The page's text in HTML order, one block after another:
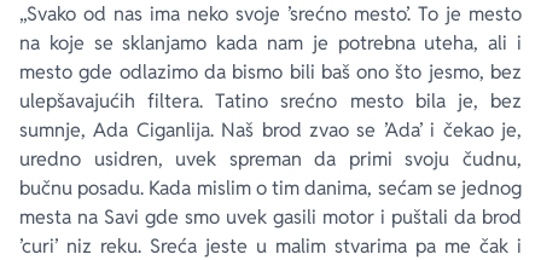
„Svako od nas ima neko svoje ’srećno mesto’. To je mesto
na koje se sklanjamo kada nam je potrebna uteha, ali i
mesto gde odlazimo da bismo bili baš ono što jesmo, bez
ulepšavajućih filtera. Tatino srećno mesto bila je, bez
sumnje, Ada Ciganlija. Naš brod zvao se ’Ada’ i čekao je,
uredno usidren, uvek spreman da primi svoju čudnu,
bučnu posadu. Kada mislim o tim danima, sećam se jednog
mesta na Savi gde smo uvek gasili motor i puštali da brod
’curi’ niz reku. Sreća jeste u malim stvarima pa me čak i